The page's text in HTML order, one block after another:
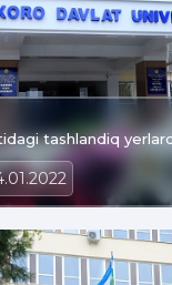
tashlandiq